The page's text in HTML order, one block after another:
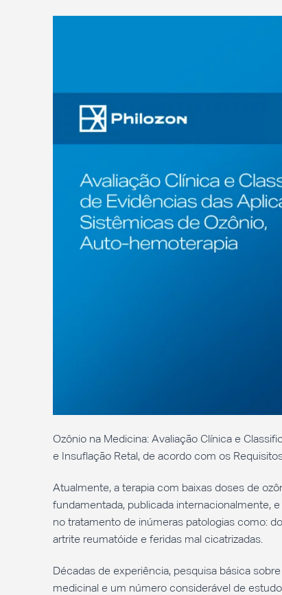
Ozônio na Medicina: Avaliação Clínica e
e Insuflação Retal, de acordo com os
Atualmente, a terapia com baixas doses de
fundamentada, publicada internacionalmente,
no tratamento de inúmeras patologias como:
artrite reumatóide e feridas mal cicatrizadas.
Décadas de experiência, pesquisa básica
medicinal e um número considerável de